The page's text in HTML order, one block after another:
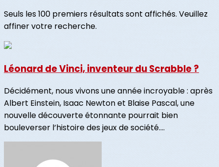
Seuls les 100 premiers résultats sont affichés. Veuillez
affiner votre recherche.
Léonard de Vinci, inventeur du Scrabble ?
Décidément, nous vivons une année incroyable : après
Albert Einstein, Isaac Newton et Blaise Pascal, une
nouvelle découverte étonnante pourrait bien
bouleverser l’histoire des jeux de société....